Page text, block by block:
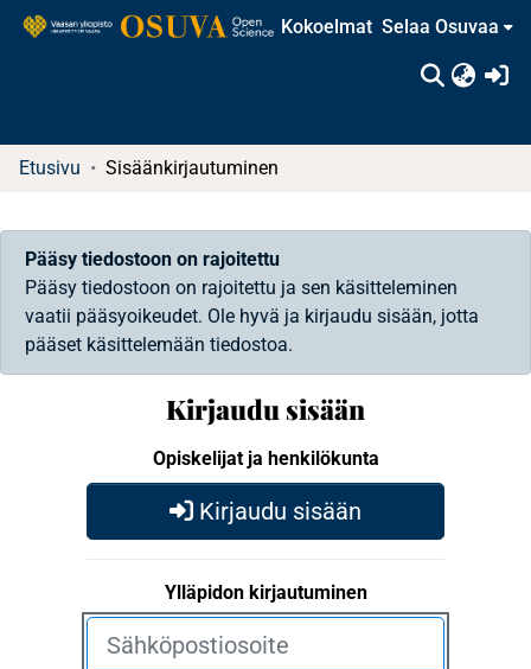
Kokoelmat Selaa Osuvaa
Etusivu Sisäänkirjautuminen
Pääsy tiedostoon on rajoitettu
Pääsy tiedostoon on rajoitettu ja sen käsitteleminen
vaatii pääsyoikeudet. Ole hyvä ja kirjaudu sisään, jotta
pääset käsittelemään tiedostoa.
Kirjaudu sisään
Opiskelijat ja henkilökunta
Kirjaudu sisään
Ylläpidon kirjautuminen